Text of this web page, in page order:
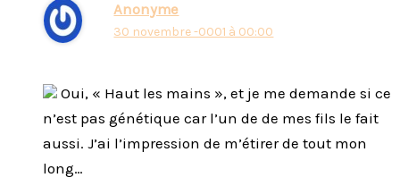
Anonyme
30 novembre -0001 à 00:00
Oui, « Haut les mains », et je me demande si ce
n’est pas génétique car l’un de de mes fils le fait
aussi. J’ai l’impression de m’étirer de tout mon
long…